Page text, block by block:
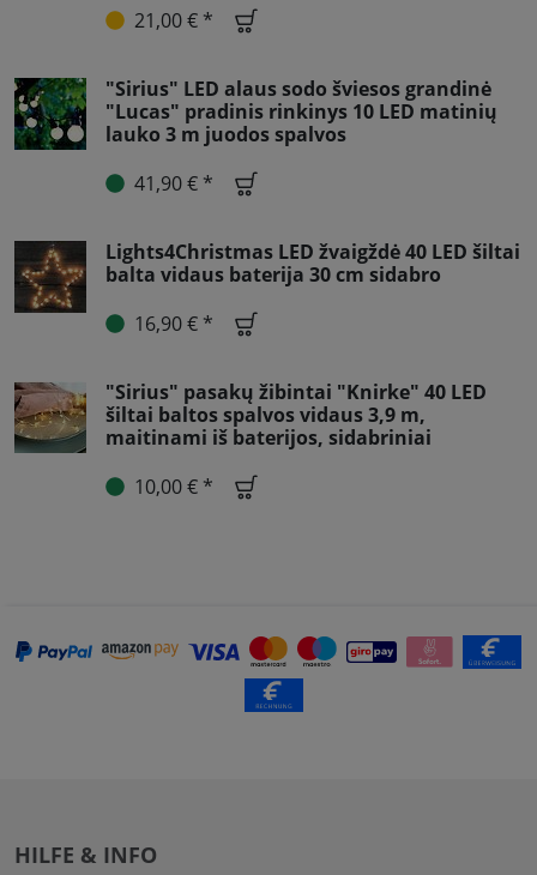
21,00 € *
"Sirius" LED alaus sodo šviesos grandinė
"Lucas" pradinis rinkinys 10 LED matinių
lauko 3 m juodos spalvos
41,90 € *
Lights4Christmas LED žvaigždė 40 LED šiltai
balta vidaus baterija 30 cm sidabro
16,90 € *
"Sirius" pasakų žibintai "Knirke" 40 LED
šiltai baltos spalvos vidaus 3,9 m,
maitinami iš baterijos, sidabriniai
10,00 € *
HILFE & INFO